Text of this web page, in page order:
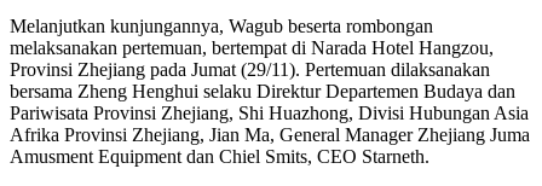
Melanjutkan kunjungannya, Wagub beserta rombongan
melaksanakan pertemuan, bertempat di Narada Hotel Hangzou,
Provinsi Zhejiang pada Jumat (29/11). Pertemuan dilaksanakan
bersama Zheng Henghui selaku Direktur Departemen Budaya dan
Pariwisata Provinsi Zhejiang, Shi Huazhong, Divisi Hubungan Asia
Afrika Provinsi Zhejiang, Jian Ma, General Manager Zhejiang Juma
Amusment Equipment dan Chiel Smits, CEO Starneth.